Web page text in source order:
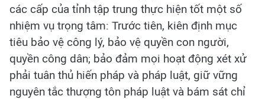
các cấp của tỉnh tập trung thực hiện tốt một số
nhiệm vụ trọng tâm: Trước tiên, kiên định mục
tiêu bảo vệ công lý, bảo vệ quyền con người,
quyền công dân; bảo đảm mọi hoạt động xét xử
phải tuân thủ hiến pháp và pháp luật, giữ vững
nguyên tắc thượng tôn pháp luật và bám sát chỉ